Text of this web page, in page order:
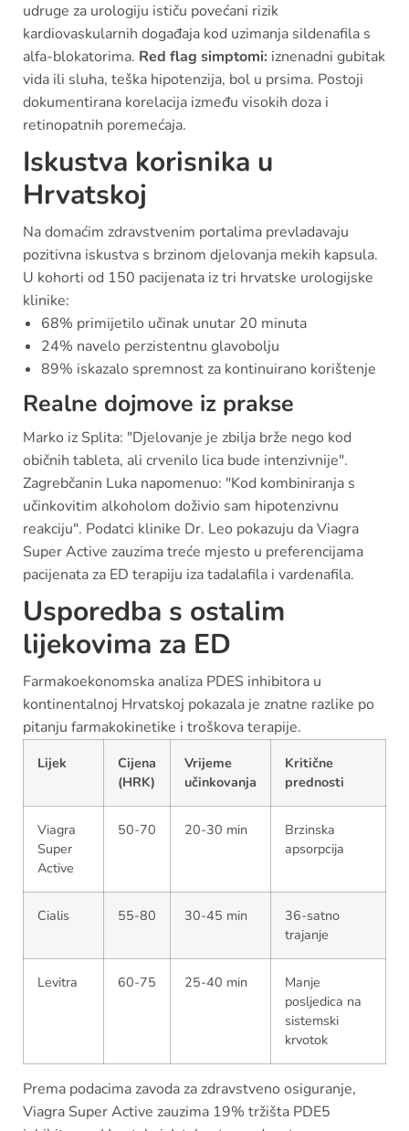
udruge za urologiju ističu povećani rizik
kardiovaskularnih događaja kod uzimanja sildenafila s
alfa-blokatorima. Red flag simptomi: iznenadni gubitak
vida ili sluha, teška hipotenzija, bol u prsima. Postoji
dokumentirana korelacija između visokih doza i
retinopatnih poremećaja.
Iskustva korisnika u
Hrvatskoj
Na domaćim zdravstvenim portalima prevladavaju
pozitivna iskustva s brzinom djelovanja mekih kapsula.
U kohorti od 150 pacijenata iz tri hrvatske urologijske
klinike:
68% primijetilo učinak unutar 20 minuta
24% navelo perzistentnu glavobolju
89% iskazalo spremnost za kontinuirano korištenje
Realne dojmove iz prakse
Marko iz Splita: "Djelovanje je zbilja brže nego kod
običnih tableta, ali crvenilo lica bude intenzivnije".
Zagrebčanin Luka napomenuo: "Kod kombiniranja s
učinkovitim alkoholom doživio sam hipotenzivnu
reakciju". Podatci klinike Dr. Leo pokazuju da Viagra
Super Active zauzima treće mjesto u preferencijama
pacijenata za ED terapiju iza tadalafila i vardenafila.
Usporedba s ostalim
lijekovima za ED
Farmakoekonomska analiza PDES inhibitora u
kontinentalnoj Hrvatskoj pokazala je znatne razlike po
pitanju farmakokinetike i troškova terapije.
Lijek
Cijena
(HRK)
Vrijeme
učinkovanja
Kritične
prednosti
Viagra
Super
Active
50-70 20-30 min
Brzinska
apsorpcija
Cialis 55-80 30-45 min
36-satno
trajanje
Levitra 60-75 25-40 min
Manje
posljedica na
sistemski
krvotok
Prema podacima zavoda za zdravstveno osiguranje,
Viagra Super Active zauzima 19% tržišta PDE5